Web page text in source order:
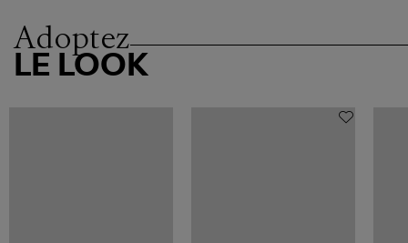
Adoptez
LE LOOK